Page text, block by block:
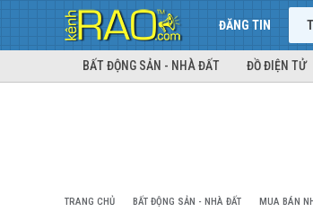
ĐĂNG TIN
BẤT ĐỘNG SẢN - NHÀ ĐẤT ĐỒ ĐIỆN TỬ
TRANG CHỦ BẤT ĐỘNG SẢN - NHÀ ĐẤT MUA BÁN